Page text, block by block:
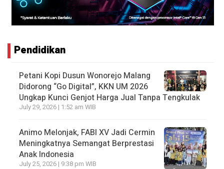
Pendidikan
Petani Kopi Dusun Wonorejo Malang
Didorong “Go Digital”, KKN UM 2026
Ungkap Kunci Genjot Harga Jual Tanpa Tengkulak
July 29, 2026 | 1:52 am WIB
Animo Melonjak, FABI XV Jadi Cermin
Meningkatnya Semangat Berprestasi
Anak Indonesia
July 25, 2026 | 9:38 pm WIB